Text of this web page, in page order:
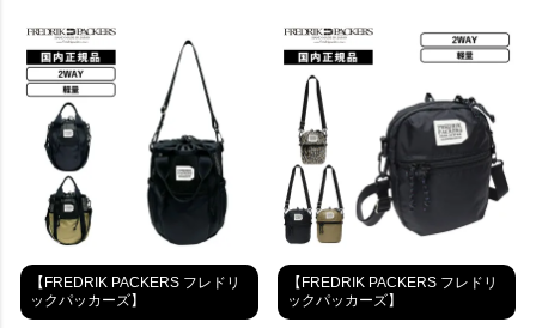
【FREDRIK PACKERS フレドリ
ックパッカーズ】
【FREDRIK PACKERS フレドリ
ックパッカーズ】